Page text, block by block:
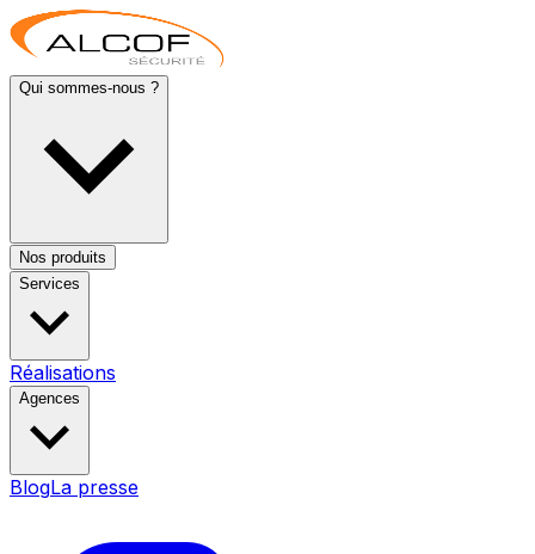
Qui sommes-nous ?
Nos produits
Services
Réalisations
Agences
BlogLa presse